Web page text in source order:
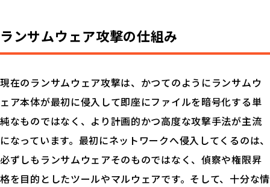
ランサムウェア攻撃の仕組み
現在のランサムウェア攻撃は、かつてのようにランサムウ
ェア本体が最初に侵入して即座にファイルを暗号化する単
純なものではなく、より計画的かつ高度な攻撃手法が主流
になっています。最初にネットワークへ侵入してくるのは、
必ずしもランサムウェアそのものではなく、偵察や権限昇
格を目的としたツールやマルウェアです。そして、十分な情